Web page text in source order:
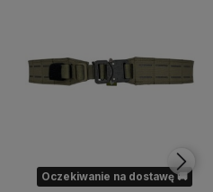
Oczekiwanie na dostawę 🚚